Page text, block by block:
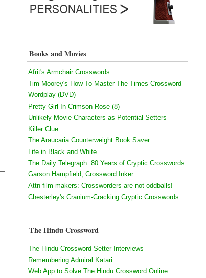
Books and Movies
Afrit's Armchair Crosswords
Tim Moorey's How To Master The Times Crossword
Wordplay (DVD)
Pretty Girl In Crimson Rose (8)
Unlikely Movie Characters as Potential Setters
Killer Clue
The Araucaria Counterweight Book Saver
Life in Black and White
The Daily Telegraph: 80 Years of Cryptic Crosswords
Garson Hampfield, Crossword Inker
Attn film-makers: Crossworders are not oddballs!
Chesterley's Cranium-Cracking Cryptic Crosswords
The Hindu Crossword
The Hindu Crossword Setter Interviews
Remembering Admiral Katari
Web App to Solve The Hindu Crossword Online